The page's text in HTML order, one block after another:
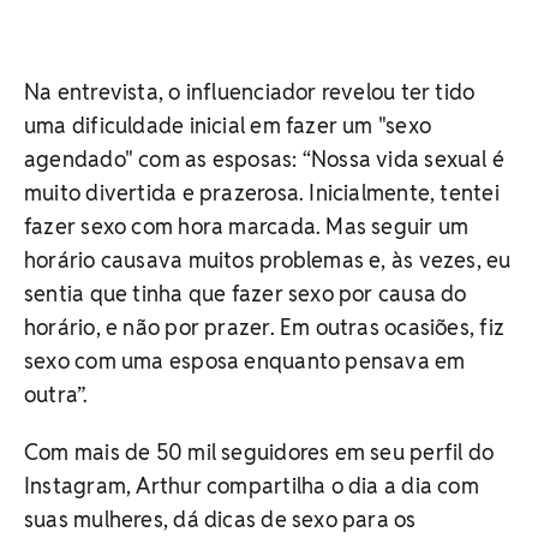
Na entrevista, o influenciador revelou ter tido
uma dificuldade inicial em fazer um "sexo
agendado" com as esposas: “Nossa vida sexual é
muito divertida e prazerosa. Inicialmente, tentei
fazer sexo com hora marcada. Mas seguir um
horário causava muitos problemas e, às vezes, eu
sentia que tinha que fazer sexo por causa do
horário, e não por prazer. Em outras ocasiões, fiz
sexo com uma esposa enquanto pensava em
outra”.
Com mais de 50 mil seguidores em seu perfil do
Instagram, Arthur compartilha o dia a dia com
suas mulheres, dá dicas de sexo para os